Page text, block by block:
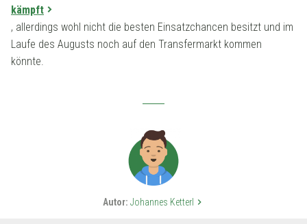
kämpft
, allerdings wohl nicht die besten Einsatzchancen besitzt und im
Laufe des Augusts noch auf den Transfermarkt kommen
könnte.
Autor: Johannes Ketterl keyboard_arrow_right